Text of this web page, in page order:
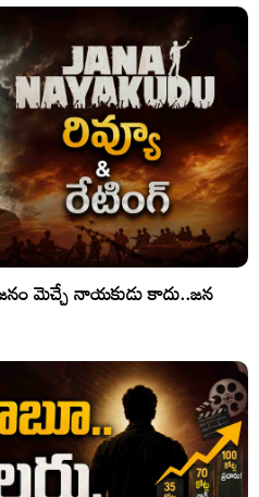
మెచ్చే నాయకుడు కాదు..జన